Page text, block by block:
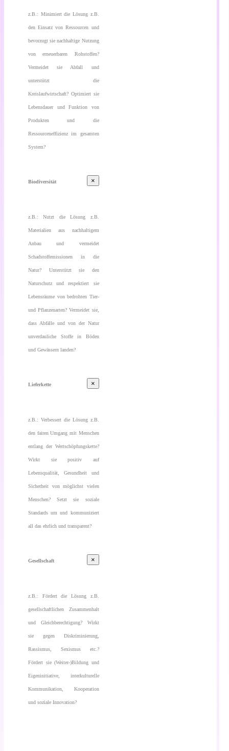
z.B.: Minimiert die Lösung z.B.
den Einsatz von Ressourcen und
bevorzugt sie nachhaltige Nutzung
von erneuerbaren Rohstoffen?
Vermeidet sie Abfall und
unterstützt die
Kreislaufwirtschaft? Optimiert sie
Lebensdauer und Funktion von
Produkten und die
Ressourceneffizienz im gesamten
System?
×
Biodiversität
z.B.: Nutzt die Lösung z.B.
Materialien aus nachhaltigem
Anbau und vermeidet
Schadstoffemissionen in die
Natur? Unterstützt sie den
Naturschutz und respektiert sie
Lebensräume von bedrohten Tier-
und Pflanzenarten? Vermeidet sie,
dass Abfälle und von der Natur
unverdauliche Stoffe in Böden
und Gewässern landen?
×
Lieferkette
z.B.: Verbessert die Lösung z.B.
den fairen Umgang mit Menschen
entlang der Wertschöpfungskette?
Wirkt sie positiv auf
Lebensqualität, Gesundheit und
Sicherheit von möglichst vielen
Menschen? Setzt sie soziale
Standards um und kommuniziert
all das ehrlich und transparent?
×
Gesellschaft
z.B.: Fördert die Lösung z.B.
gesellschaftlichen Zusammenhalt
und Gleichberechtigung? Wirkt
sie gegen Diskriminierung,
Rassismus, Sexismus etc.?
Fördert sie (Weiter-)Bildung und
Eigeninitiative, interkulturelle
Kommunikation, Kooperation
und soziale Innovation?